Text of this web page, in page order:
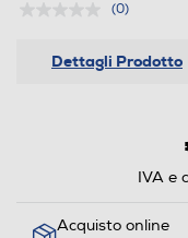
(0)
Dettagli Prodotto
IVA e
Acquisto online